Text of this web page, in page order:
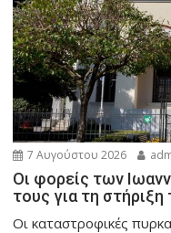
7 Αυγούστου 2026
Οι φορείς των
τους για τη
Οι καταστροφικές